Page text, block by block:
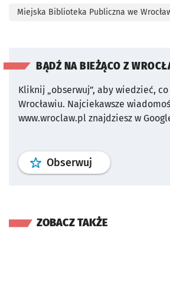
Miejska Biblioteka Publiczna we
BĄDŹ NA BIEŻĄCO Z
Kliknij „obserwuj”, aby wiedzieć,
Wrocławiu. Najciekawsze
www.wroclaw.pl znajdziesz w
Obserwuj profil
ZOBACZ TAKŻE